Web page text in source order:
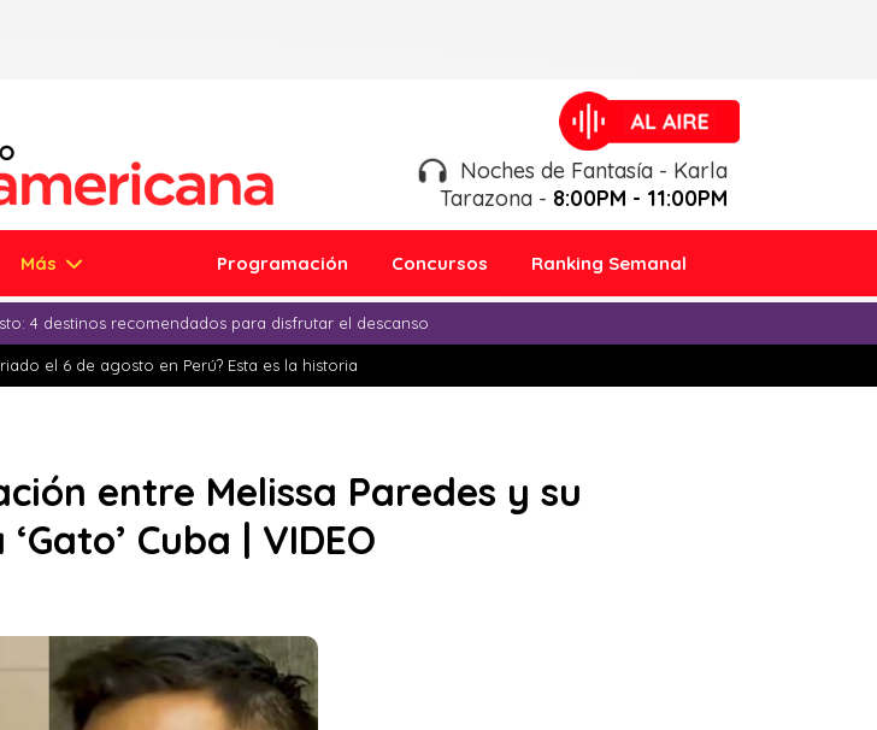
Noches de Fantasía - Karla
Tarazona - 8:00PM - 11:00PM
Más Programación Concursos Ranking Semanal
4 destinos recomendados para disfrutar el descanso
el 6 de agosto en Perú? Esta es la historia
entre Melissa Paredes y su
Cuba | VIDEO